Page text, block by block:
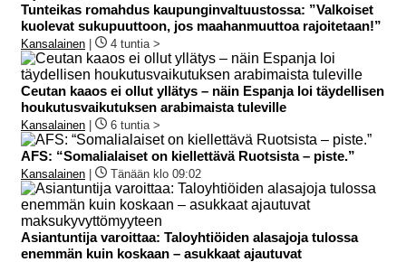
Tunteikas romahdus kaupunginvaltuustossa: ”Valkoiset
kuolevat sukupuuttoon, jos maahanmuuttoa rajoitetaan!”
Kansalainen 4 tuntia >
Ceutan kaaos ei ollut yllätys – näin Espanja loi täydellisen
houkutusvaikutuksen arabimaista tuleville
Kansalainen 6 tuntia >
AFS: “Somalialaiset on kiellettävä Ruotsista – piste.”
Kansalainen Tänään klo 09:02
Asiantuntija varoittaa: Taloyhtiöiden alasajoja tulossa
enemmän kuin koskaan – asukkaat ajautuvat